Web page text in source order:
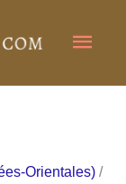
Orientales) /